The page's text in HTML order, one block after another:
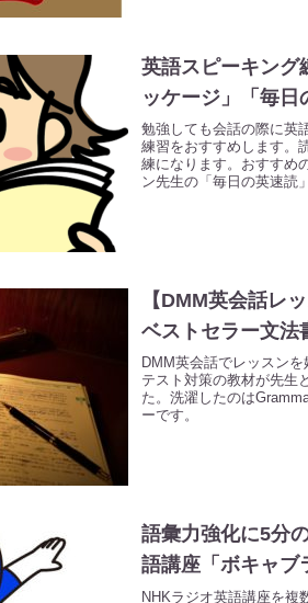
英語スピーキング
ッケージ」「毎日
勉強しても会話の際に英
練習をおすすめします。
練になります。おすすめ
ン先生の「毎日の英速読
【DMM英会話レ
ベストセラー文
DMM英会話でレッスン
テスト対策の教材が先生
た。洗濯したのは
ーです。
語彙力強化に5分
語講座「ボキャブ
NHKラジオ英語講座を複